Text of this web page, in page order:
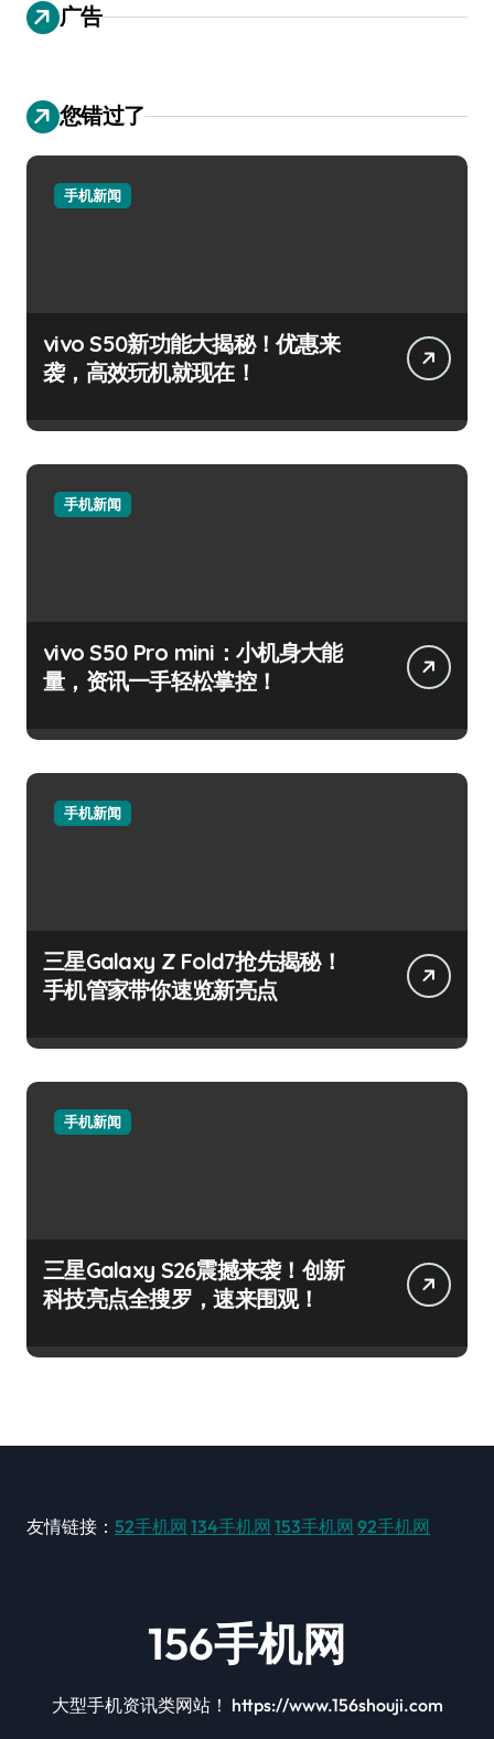
广告
您错过了
手机新闻
vivo S50新功能大揭秘！优惠来
袭，高效玩机就现在！
手机新闻
vivo S50 Pro mini：小机身大能
量，资讯一手轻松掌控！
手机新闻
三星Galaxy Z Fold7抢先揭秘！
手机管家带你速览新亮点
手机新闻
三星Galaxy S26震撼来袭！创新
科技亮点全搜罗，速来围观！
友情链接： 52手机网 134手机网 153手机网 92手机网
156手机网
大型手机资讯类网站！ https://www.156shouji.com